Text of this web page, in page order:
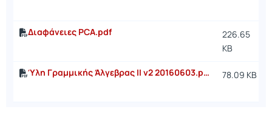
Διαφάνειες PCA.pdf
226.65
KB
Ύλη Γραμμικής Άλγεβρας ΙΙ v2 20160603.pdf 78.09 KB